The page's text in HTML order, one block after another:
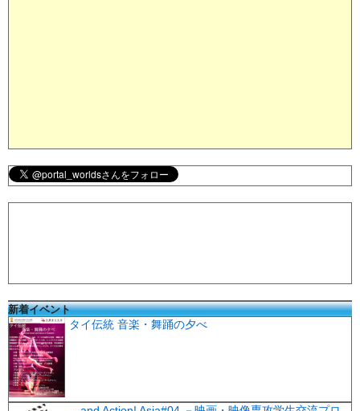
新着イベント
タイ伝統 音楽・舞踊の夕べ